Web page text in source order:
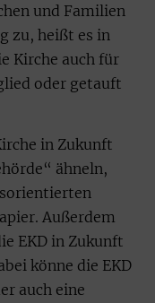
und Familien
zu, heißt es in
Kirche auch für
oder getauft
in Zukunft
ähneln,
Außerdem
EKD in Zukunft
könne die EKD
auch eine